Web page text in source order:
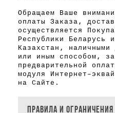
Обращаем Ваше
оплаты Заказа,
осуществляется
Республики Беларусь
Казахстан, наличными
или иным способом,
предварительной
модуля Интернет-
на Сайте.
ПРАВИЛА И ОГРАНИЧЕНИЯ